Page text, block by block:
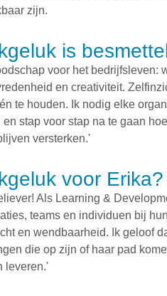
zijn.
is
voor het bedrijfsleven:
en creativiteit.
te houden. Ik nodig elke
en stap voor stap na te gaan
versterken.'
voor Erika?
Als Learning &
teams en individuen bij
en wendbaarheid. Ik geloof
die op zijn of haar pad
leveren.'